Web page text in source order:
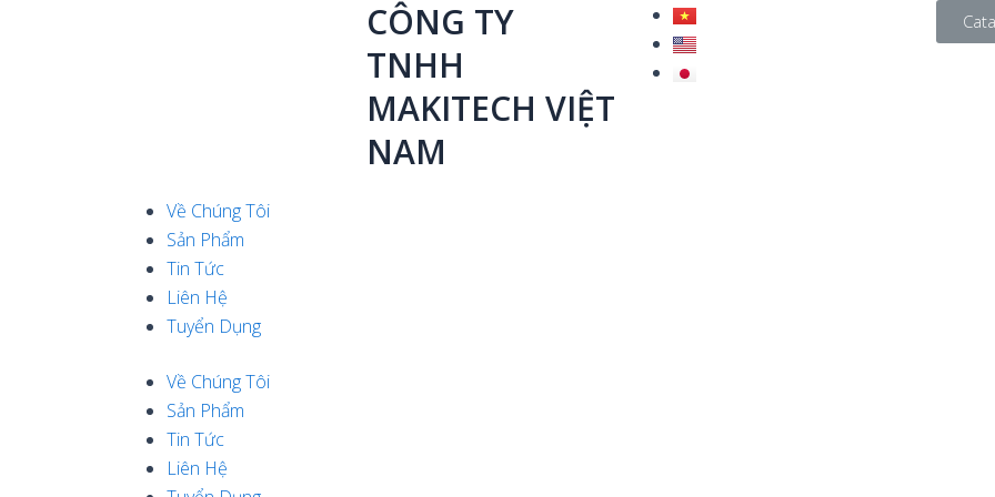
CÔNG TY
TNHH
MAKITECH VIỆT
NAM
Về Chúng Tôi
Sản Phẩm
Tin Tức
Liên Hệ
Tuyển Dụng
Menu
Về Chúng Tôi
Sản Phẩm
Tin Tức
Liên Hệ